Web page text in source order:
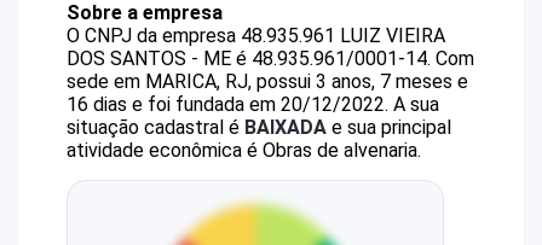
Sobre a empresa
O CNPJ da empresa 48.935.961 LUIZ VIEIRA
DOS SANTOS - ME é 48.935.961/0001-14. Com
sede em MARICA, RJ, possui 3 anos, 7 meses e
16 dias e foi fundada em 20/12/2022. A sua
situação cadastral é BAIXADA e sua principal
atividade econômica é Obras de alvenaria.